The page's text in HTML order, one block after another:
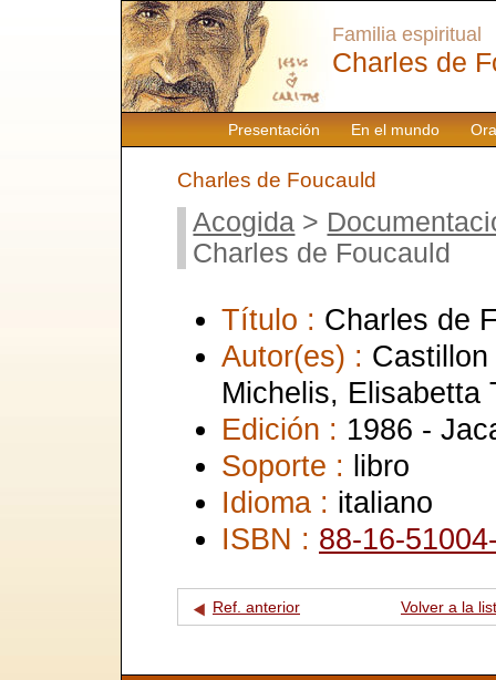
Presentación En el mundo
Familia espiritual
Charles de
Charles de Foucauld
Acogida >
Charles de Foucauld
Título : Charles de
Autor(es) :
Michelis, Elisabetta
Edición : 1986 -
Soporte : libro
Idioma : italiano
ISBN : 88-16-
Ref. anterior Volver a la